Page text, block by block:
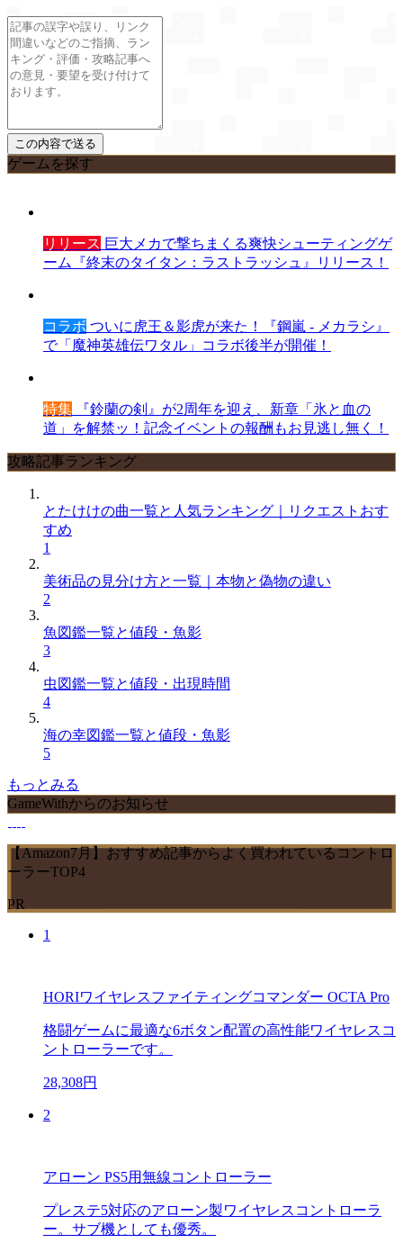
ゲームを探す
リリース 巨大メカで撃ちまくる爽快シューティングゲ
ーム『終末のタイタン：ラストラッシュ』リリース！
コラボ ついに虎王＆影虎が来た！『鋼嵐 - メカラシ』
で「魔神英雄伝ワタル」コラボ後半が開催！
特集 『鈴蘭の剣』が2周年を迎え、新章「氷と血の
道」を解禁ッ！記念イベントの報酬もお見逃し無く！
攻略記事ランキング
とたけけの曲一覧と人気ランキング｜リクエストおす
すめ
1
美術品の見分け方と一覧｜本物と偽物の違い
2
魚図鑑一覧と値段・魚影
3
虫図鑑一覧と値段・出現時間
4
海の幸図鑑一覧と値段・魚影
5
もっとみる
GameWithからのお知らせ
【Amazon7月】おすすめ記事からよく買われているコントロ
ーラーTOP4
PR
1
HORIワイヤレスファイティングコマンダー OCTA Pro
格闘ゲームに最適な6ボタン配置の高性能ワイヤレスコ
ントローラーです。
28,308円
2
アローン PS5用無線コントローラー
プレステ5対応のアローン製ワイヤレスコントローラ
ー。サブ機としても優秀。